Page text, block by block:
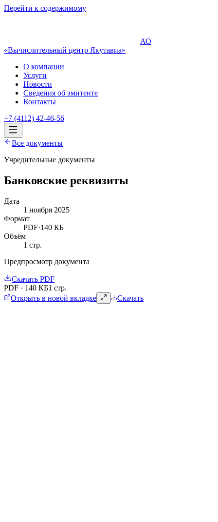
Перейти к содержимому
АО
«Вычислительный центр Якутавиа»
О компании
Услуги
Новости
Сведения об эмитенте
Контакты
+7 (4112) 42-46-56
Все документы
Учредительные документы
Банковские реквизиты
Дата
1 ноября 2025
Формат
PDF·140 КБ
Объём
1 стр.
Предпросмотр документа
Скачать PDF
PDF · 140 КБ1 стр.
Открыть в новой вкладке
Скачать